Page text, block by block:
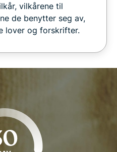
vilkårene til
de benytter seg av,
lover og forskrifter.